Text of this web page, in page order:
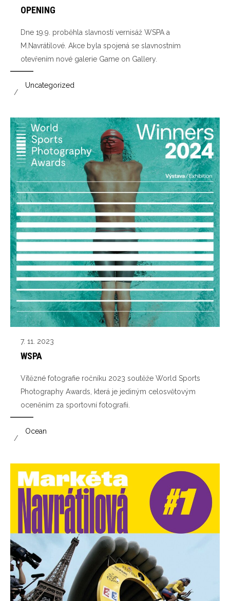
OPENING
Dne 19.9. proběhla slavností vernisáž WSPA a
M.Navrátilové. Akce byla spojená se slavnostním
otevřením nové galerie Game on Gallery.
Uncategorized
7. 11. 2023
WSPA
Vítězné fotografie ročníku 2023 soutěže World Sports
Photography Awards, která je jediným celosvětovým
oceněním za sportovní fotografii.
Ocean